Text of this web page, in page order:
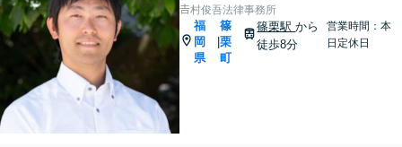
𠮷村俊吾法律事務所
福
岡
県
篠
栗
町
篠栗駅から
徒歩8分
営業時間：本
日定休日